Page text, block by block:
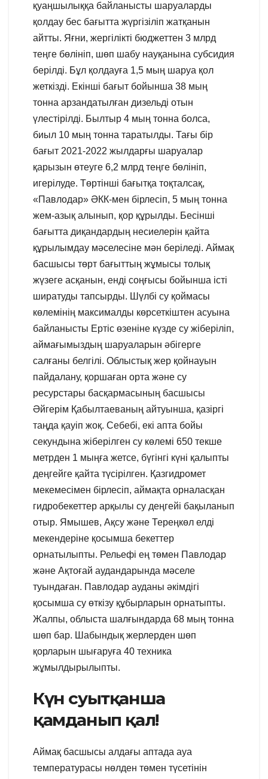
қуаңшылыққа байланысты шаруаларды
қолдау бес бағытта жүргізіліп жатқанын
айтты. Яғни, жергілікті бюджеттен 3 млрд
теңге бөлініп, шөп шабу науқанына субсидия
берілді. Бұл қолдауға 1,5 мың шаруа қол
жеткізді. Екінші бағыт бойынша 38 мың
тонна арзандатылған дизельді отын
үлестірілді. Былтыр 4 мың тонна болса,
биыл 10 мың тонна таратылды. Тағы бір
бағыт 2021-2022 жылдарғы шаруалар
қарызын өтеуге 6,2 млрд теңге бөлініп,
игерілуде. Төртінші бағытқа тоқталсақ,
«Павлодар» ӘКК-мен бірлесіп, 5 мың тонна
жем-азық алынып, қор құрылды. Бесінші
бағытта диқандардың несиелерін қайта
құрылымдау мәселесіне мән беріледі. Аймақ
басшысы төрт бағыттың жұмысы толық
жүзеге асқанын, енді соңғысы бойынша істі
ширатуды тапсырды. Шүлбі су қоймасы
көлемінің максималды көрсеткіштен асуына
байланысты Ертіс өзеніне күзде су жіберіліп,
аймағымыздың шаруаларын әбігерге
салғаны белгілі. Облыстық жер қойнауын
пайдалану, қоршаған орта және су
ресурстары басқармасының басшысы
Әйгерім Қабылтаеваның айтуынша, қазіргі
таңда қауіп жоқ. Себебі, екі апта бойы
секундына жіберілген су көлемі 650 текше
метрден 1 мыңға жетсе, бүгінгі күні қалыпты
деңгейге қайта түсірілген. Қазгидромет
мекемесімен бірлесіп, аймақта орналасқан
гидробекеттер арқылы су деңгейі бақыланып
отыр. Ямышев, Ақсу және Тереңкөл елді
мекендеріне қосымша бекеттер
орнатылыпты. Рельефі ең төмен Павлодар
және Ақтоғай аудандарында мәселе
туындаған. Павлодар ауданы әкімдігі
қосымша су өткізу құбырларын орнатыпты.
Жалпы, облыста шалғындарда 68 мың тонна
шөп бар. Шабындық жерлерден шөп
қорларын шығаруға 40 техника
жұмылдырылыпты.
Күн суытқанша
қамданып қал!
Аймақ басшысы алдағы аптада ауа
температурасы нөлден төмен түсетінін